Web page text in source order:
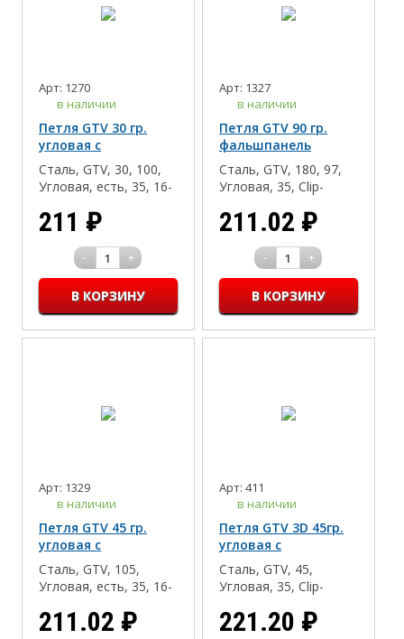
Арт: 1270
в наличии
Петля GTV 30 гр.
угловая с
доводчиком
Сталь, GTV, 30, 100,
Угловая, есть, 35, 16-
211 ₽
- 1 +
Арт: 1327
в наличии
Петля GTV 90 гр.
фальшпанель
угловая с
доводчиком
Сталь, GTV, 180, 97,
Угловая, 35, Clip-
16-18, Дсп/Мдф/
211.02 ₽
- 1 +
Арт: 1329
в наличии
Петля GTV 45 гр.
угловая с
доводчиком
Сталь, GTV, 105,
Угловая, есть, 35, 16-
211.02 ₽
Арт: 411
в наличии
Петля GTV 3D 45гр.
угловая с
доводчиком с Н-0,с
3D регулировкой
(Эконом)
Сталь, GTV, 45,
Угловая, 35, Clip-
16-18, Дсп/Мдф/
221.20 ₽